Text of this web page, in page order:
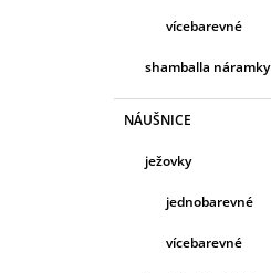
vícebarevné
shamballa náramky
NÁUŠNICE
ježovky
jednobarevné
vícebarevné